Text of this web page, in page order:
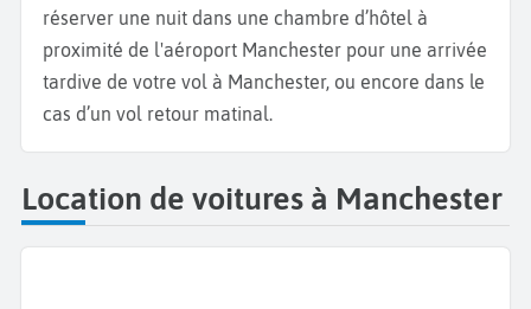
réserver une nuit dans une chambre d’hôtel à
proximité de l'aéroport Manchester pour une arrivée
tardive de votre vol à Manchester, ou encore dans le
cas d’un vol retour matinal.
Location de voitures à Manchester